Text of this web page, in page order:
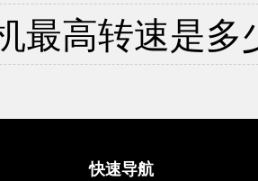
最高转速是多
快速导航